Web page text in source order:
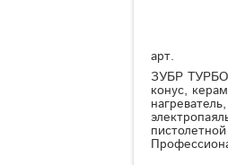
арт.
ЗУБР
конус,
нагреватель,